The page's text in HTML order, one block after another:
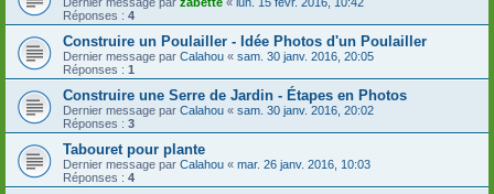
Dernier message par zabette « lun. 15 févr. 2016, 10:42
Réponses : 4
Construire un Poulailler - Idée Photos d'un Poulailler
Dernier message par Calahou « sam. 30 janv. 2016, 20:05
Réponses : 1
Construire une Serre de Jardin - Étapes en Photos
Dernier message par Calahou « sam. 30 janv. 2016, 20:02
Réponses : 3
Tabouret pour plante
Dernier message par Calahou « mar. 26 janv. 2016, 10:03
Réponses : 4